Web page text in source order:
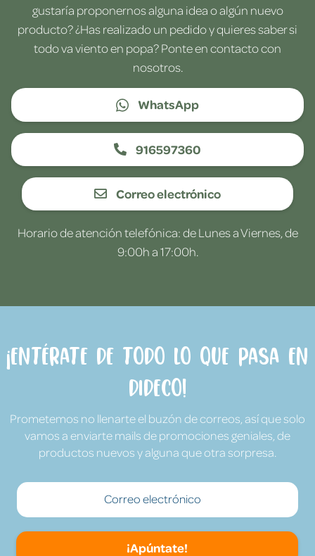
gustaría proponernos alguna idea o algún nuevo
producto? ¿Has realizado un pedido y quieres saber si
todo va viento en popa? Ponte en contacto con
nosotros.
WhatsApp
916597360
Correo electrónico
Horario de atención telefónica: de Lunes a Viernes, de
9:00h a 17:00h.
¡Entérate de todo lo que pasa en
Dideco!
Prometemos no llenarte el buzón de correos, así que solo
vamos a enviarte mails de promociones geniales, de
productos nuevos y alguna que otra sorpresa.
¡Apúntate!